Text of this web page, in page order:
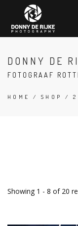
DONNY DE
FOTOGRAAF
HOME / SHOP / 2
Showing 1 - 8 of 20